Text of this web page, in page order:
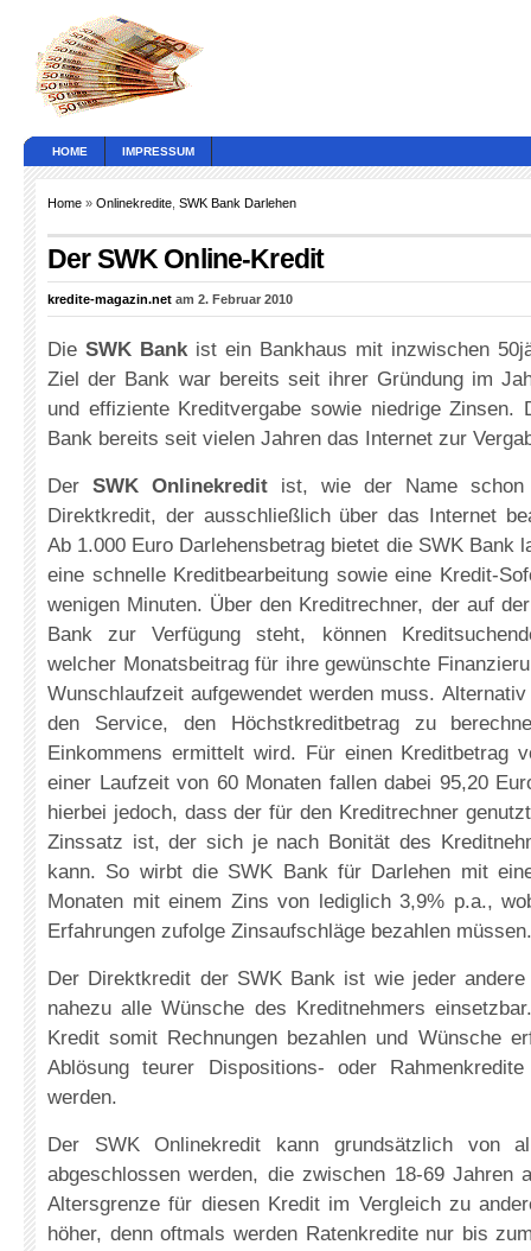
HOME IMPRESSUM
Home » Onlinekredite SWK Bank Darlehen
Der SWK Online-Kredit
kredite-magazin.net am 2. Februar 2010
Die SWK Bankist ein Bankhaus mit inzwischen
Ziel der Bank war bereits seit ihrer Gründung im
und effiziente Kreditvergabe sowie niedrige Zinsen.
Bank bereits seit vielen Jahren das Internet zur
Der SWK Onlinekredit ist, wie der Name schon
Direktkredit, der ausschließlich über das Internet
Ab 1.000 Euro Darlehensbetrag bietet die SWK Bank
eine schnelle Kreditbearbeitung sowie eine Kredit-
wenigen Minuten. Über den Kreditrechner, der auf
Bank zur Verfügung steht, können
welcher Monatsbeitrag für ihre gewünschte
Wunschlaufzeit aufgewendet werden muss.
den Service, den Höchstkreditbetrag zu
Einkommens ermittelt wird. Für einen Kreditbetrag
einer Laufzeit von 60 Monaten fallen dabei 95,20
hierbei jedoch, dass der für den Kreditrechner
Zinssatz ist, der sich je nach Bonität des
kann. So wirbt die SWK Bank für Darlehen mit
Monaten mit einem Zins von lediglich 3,9% p.a.,
Erfahrungen zufolge Zinsaufschläge bezahlen müssen.
Der Direktkredit der SWK Bank ist wie jeder
nahezu alle Wünsche des Kreditnehmers
Kredit somit Rechnungen bezahlen und Wünsche
Ablösung teurer Dispositions- oder
werden.
Der SWK Onlinekredit kann grundsätzlich von
abgeschlossen werden, die zwischen 18-69 Jahren
Altersgrenze für diesen Kredit im Vergleich zu
höher, denn oftmals werden Ratenkredite nur bis